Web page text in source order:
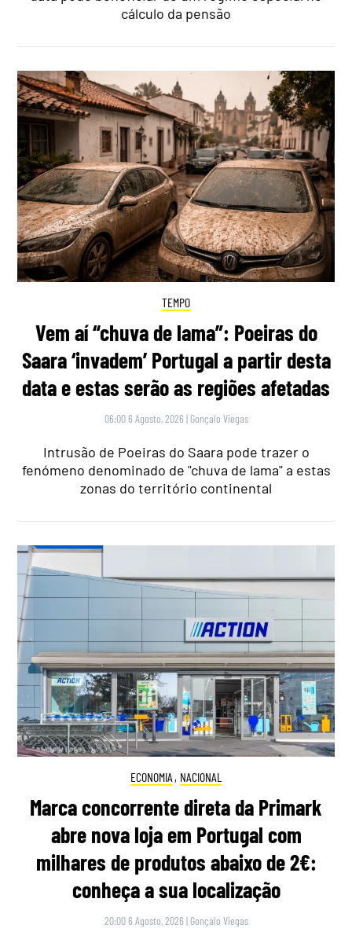
cálculo da pensão
TEMPO
Vem aí “chuva de lama”: Poeiras do
Saara ‘invadem’ Portugal a partir desta
data e estas serão as regiões afetadas
06:00 6 Agosto, 2026 | Gonçalo Viegas
Intrusão de Poeiras do Saara pode trazer o
fenómeno denominado de "chuva de lama" a estas
zonas do território continental
ECONOMIA , NACIONAL
Marca concorrente direta da Primark
abre nova loja em Portugal com
milhares de produtos abaixo de 2€:
conheça a sua localização
20:00 6 Agosto, 2026 | Gonçalo Viegas